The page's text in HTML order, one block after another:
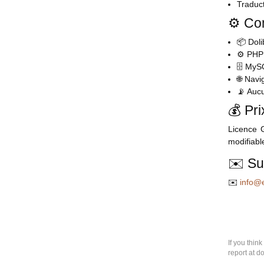
⚙️
📦
⚙️ PHP
🗄️
🌐
📡
💰
Licence
✉️
✉️
If you
report at